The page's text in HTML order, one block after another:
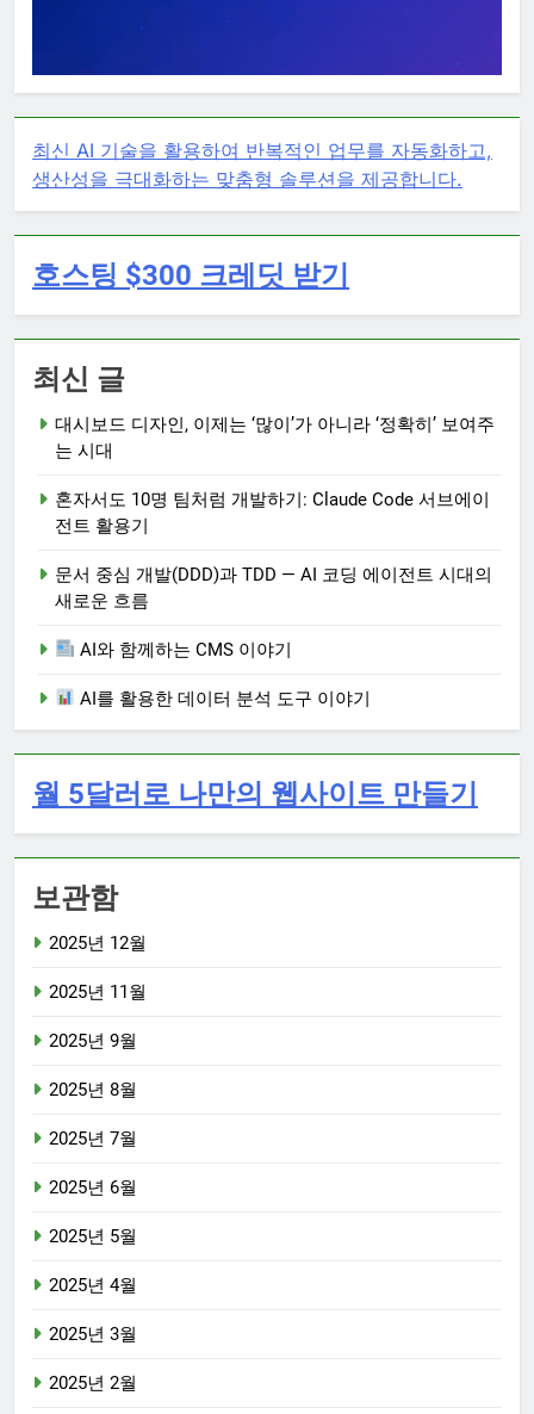
최신 AI 기술을 활용하여 반복적인 업무를 자동화하고,
생산성을 극대화하는 맞춤형 솔루션을 제공합니다.
호스팅 $300 크레딧 받기
최신 글
대시보드 디자인, 이제는 ‘많이’가 아니라 ‘정확히’ 보여주
는 시대
혼자서도 10명 팀처럼 개발하기: Claude Code 서브에이
전트 활용기
문서 중심 개발(DDD)과 TDD — AI 코딩 에이전트 시대의
새로운 흐름
AI와 함께하는 CMS 이야기
AI를 활용한 데이터 분석 도구 이야기
월 5달러로 나만의 웹사이트 만들기
보관함
2025년 12월
2025년 11월
2025년 9월
2025년 8월
2025년 7월
2025년 6월
2025년 5월
2025년 4월
2025년 3월
2025년 2월